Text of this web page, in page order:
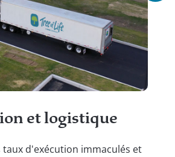
et logistique
taux d'exécution immaculés et